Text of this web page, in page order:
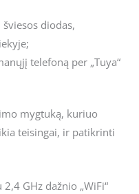
diodas,
telefoną per „Tuya“
mygtuką, kuriuo
teisingai, ir patikrinti
GHz dažnio „WiFi“